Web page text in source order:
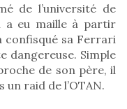
de l’université de
a eu maille à partir
confisqué sa Ferrari
dangereuse. Simple
de son père, il
un raid de l’OTAN.